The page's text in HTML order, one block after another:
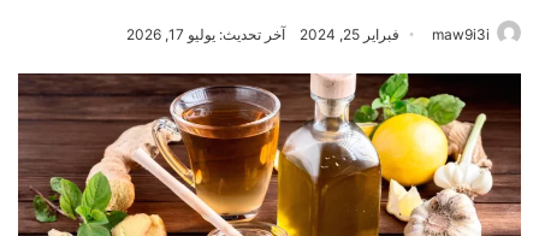
maw9i3i فبراير 25, 2024 آخر تحديث: يوليو 17, 2026